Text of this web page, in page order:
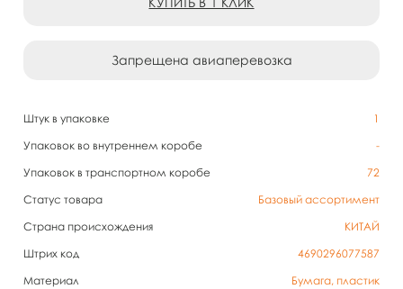
Штук в упаковке
1
Упаковок во внутреннем коробе
-
Упаковок в транспортном коробе
72
Статус товара
Базовый ассортимент
Страна происхождения
КИТАЙ
Штрих код
4690296077587
Материал
Бумага, пластик
Запрещена авиаперевозка